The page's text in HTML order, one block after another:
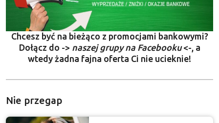
Chcesz być na bieżąco z promocjami bankowymi?
Dołącz do -> naszej grupy na Facebooku<-, a
wtedy żadna fajna oferta Ci nie ucieknie!
Nie przegap